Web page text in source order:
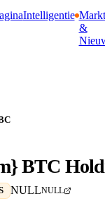
Intelligentie
&
BTC
NULLNULL